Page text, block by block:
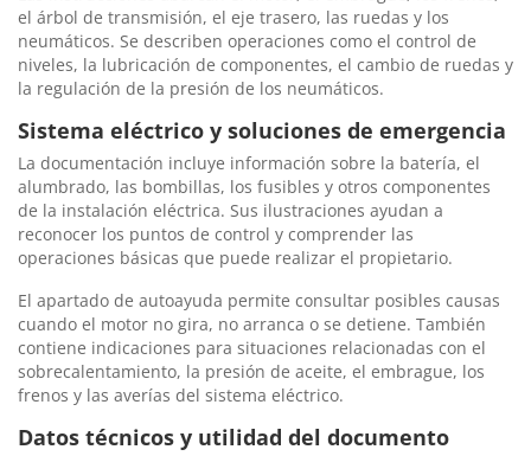
el árbol de transmisión, el eje trasero, las ruedas y los
neumáticos. Se describen operaciones como el control de
niveles, la lubricación de componentes, el cambio de ruedas y
la regulación de la presión de los neumáticos.
Sistema eléctrico y soluciones de emergencia
La documentación incluye información sobre la batería, el
alumbrado, las bombillas, los fusibles y otros componentes
de la instalación eléctrica. Sus ilustraciones ayudan a
reconocer los puntos de control y comprender las
operaciones básicas que puede realizar el propietario.
El apartado de autoayuda permite consultar posibles causas
cuando el motor no gira, no arranca o se detiene. También
contiene indicaciones para situaciones relacionadas con el
sobrecalentamiento, la presión de aceite, el embrague, los
frenos y las averías del sistema eléctrico.
Datos técnicos y utilidad del documento